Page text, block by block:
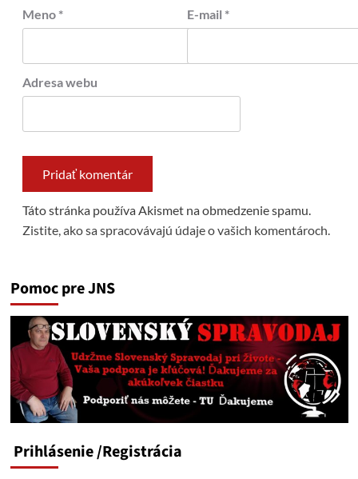
Meno * E-mail *
Adresa webu
Táto stránka používa Akismet na obmedzenie spamu.
Zistite, ako sa spracovávajú údaje o vašich komentároch.
Pomoc pre JNS
Prihlásenie/Registrácia